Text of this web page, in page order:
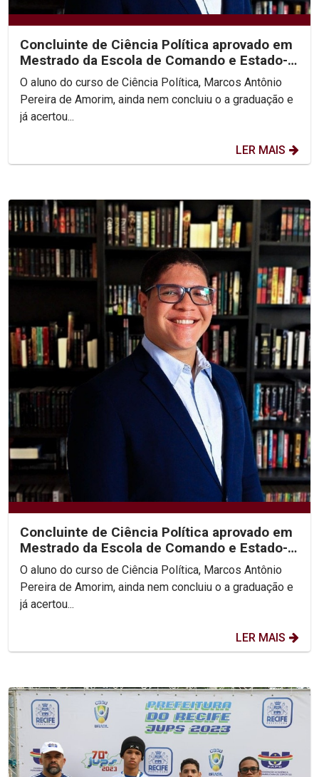
Concluinte de Ciência Política aprovado em
Mestrado da Escola de Comando e Estado-
Maior do Exército
O aluno do curso de Ciência Política, Marcos Antônio
Pereira de Amorim, ainda nem concluiu o a graduação e
já acertou...
LER MAIS
Concluinte de Ciência Política aprovado em
Mestrado da Escola de Comando e Estado-
Maior do Exército
O aluno do curso de Ciência Política, Marcos Antônio
Pereira de Amorim, ainda nem concluiu o a graduação e
já acertou...
LER MAIS